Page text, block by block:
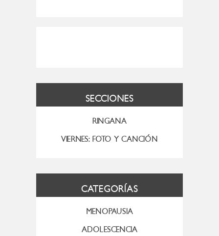
SECCIONES
RINGANA
VIERNES: FOTO Y CANCIÓN
CATEGORÍAS
MENOPAUSIA
ADOLESCENCIA